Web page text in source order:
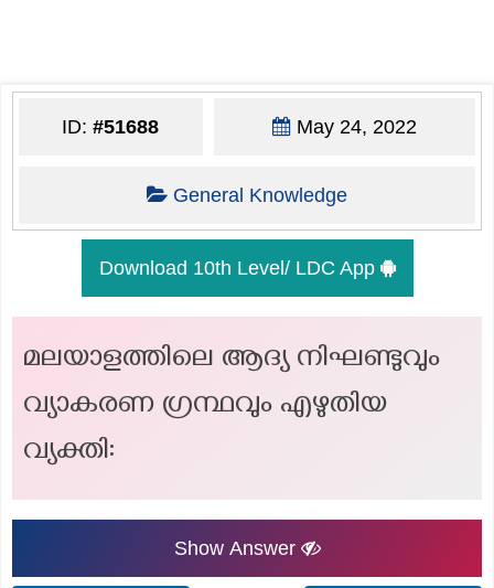
ID:#51688 May 24, 2022
General Knowledge
Download 10th Level/ LDC App
മലയാളത്തിലെ ആദ്യ നിഘണ്ടുവും
വ്യാകരണ ഗ്രന്ഥവും എഴുതിയ
വ്യക്തി:
Show Answer